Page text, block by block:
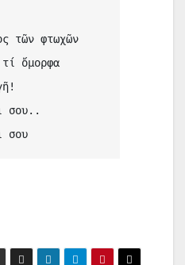
τῶν φτωχῶν
ὄμορφα
σου..
σου